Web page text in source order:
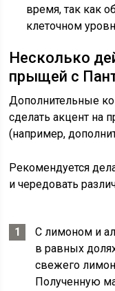
время, так как
клеточном
Несколько
прыщей с
Дополнительные
сделать акцент на
(например,
Рекомендуется
и чередовать
С лимоном и
в равных
свежего
Полученную